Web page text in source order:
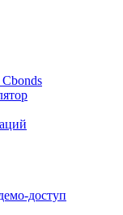
доступ